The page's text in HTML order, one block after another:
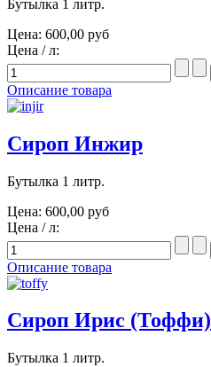
Бутылка 1 литр.
Цена: 600,00 руб
Цена / л:
Описание товара
Сироп Инжир
Бутылка 1 литр.
Цена: 600,00 руб
Цена / л:
Описание товара
Сироп Ирис (Тоффи)
Бутылка 1 литр.